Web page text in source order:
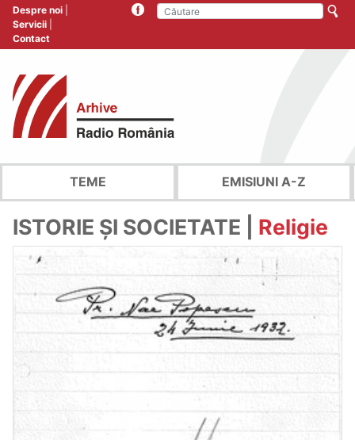
Despre noi
Servicii
Contact
TEME EMISIUNI A-Z
ISTORIE ȘI SOCIETATE | Religie